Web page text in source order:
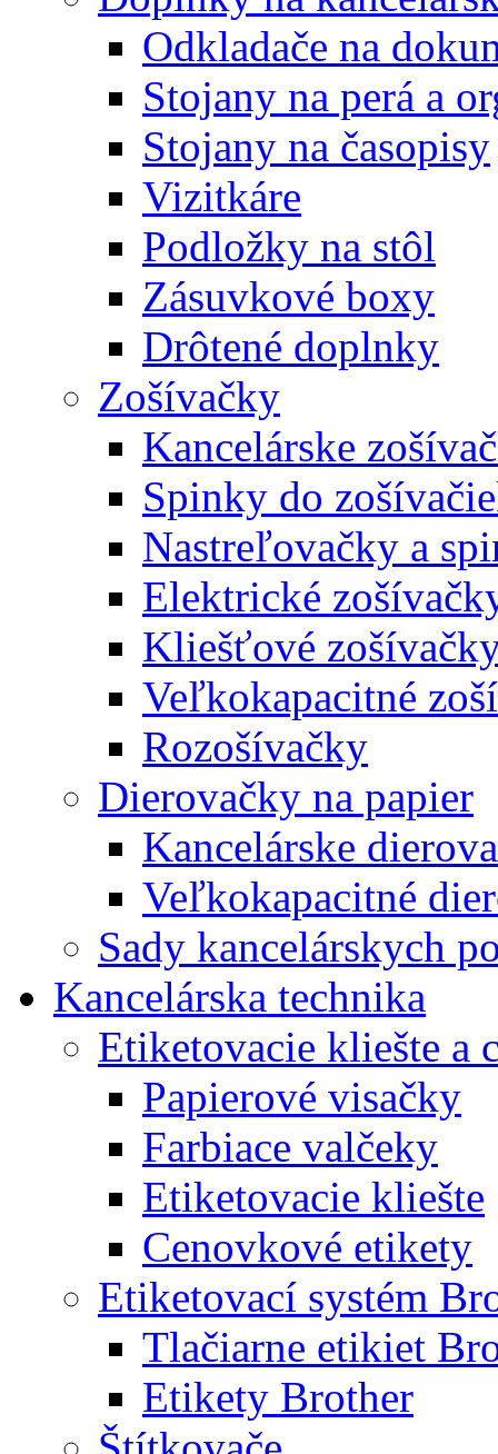
Odkladače na
Stojany na perá a
Stojany na časopisy
Vizitkáre
Podložky na stôl
Zásuvkové boxy
Drôtené doplnky
Zošívačky
Kancelárske
Spinky do
Nastreľovačky a
Elektrické
Kliešťové
Veľkokapacitné
Rozošívačky
Dierovačky na papier
Kancelárske
Veľkokapacitné
Sady kancelárskych
Kancelárska technika
Etiketovacie kliešte a
Papierové visačky
Farbiace valčeky
Etiketovacie kliešte
Cenovkové etikety
Etiketovací systém
Tlačiarne etikiet
Etikety Brother